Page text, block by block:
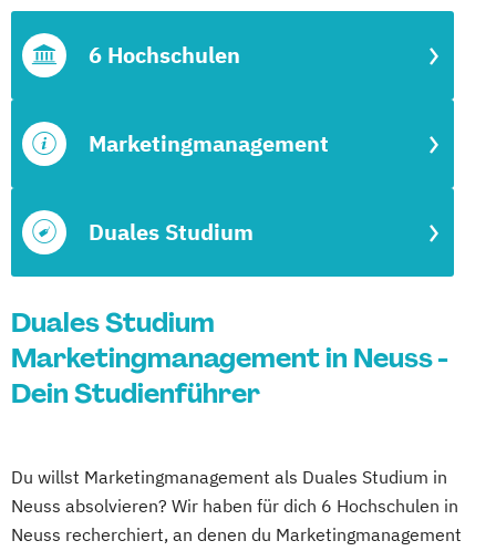
Duales Studium
Marketingmanagement
6 Hochschulen
Duales Studium
Marketingmanagement in Neuss -
Dein Studienführer
Du willst Marketingmanagement als Duales Studium in
Neuss absolvieren? Wir haben für dich 6 Hochschulen in
Neuss recherchiert, an denen du Marketingmanagement